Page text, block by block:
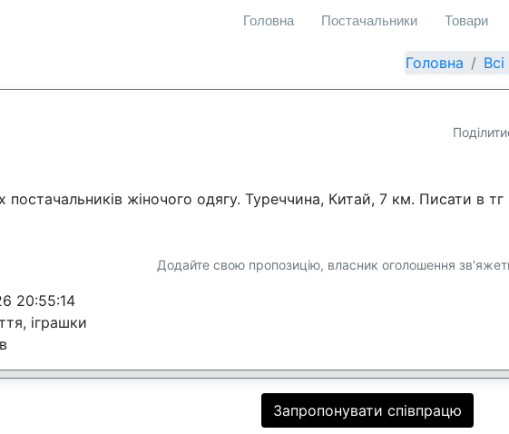
Головна Постачальники Товари
Головна
жіночого одягу. Туреччина, Китай, 7 км. Писати в тг
Додайте свою пропозицію, власник оголошення
20:55:14
іграшки
Запропонувати співпрацю